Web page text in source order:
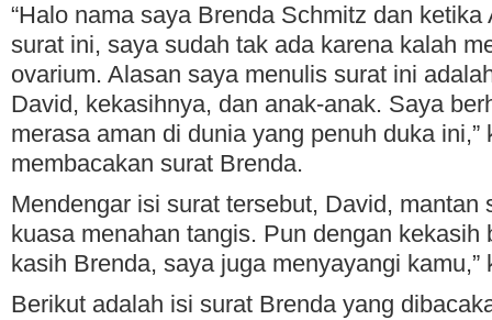
“Halo nama saya Brenda Schmitz dan
surat ini, saya sudah tak ada karena kalah
ovarium. Alasan saya menulis surat ini
David, kekasihnya, dan anak-anak. Saya
merasa aman di dunia yang penuh duka ini,”
membacakan surat Brenda.
Mendengar isi surat tersebut, David, mantan
kuasa menahan tangis. Pun dengan kekasih
kasih Brenda, saya juga menyayangi kamu,”
Berikut adalah isi surat Brenda yang